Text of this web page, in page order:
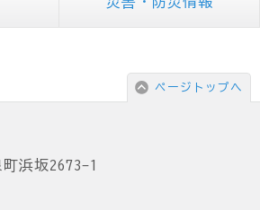
ページトップへ
浜坂2673-1